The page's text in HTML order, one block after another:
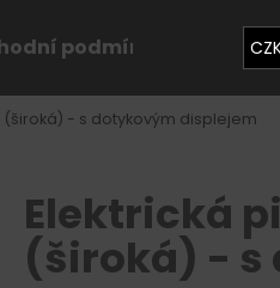
podmínky
(široká) - s dotykovým displejem
Elektrická
(široká) - s
HLEDAT